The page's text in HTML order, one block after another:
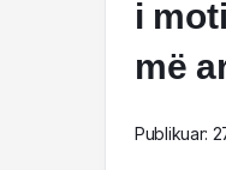
i
më
Publikuar: